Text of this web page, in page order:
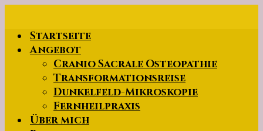
Hauptinhalt
springen
Startseite
Angebot
Cranio Sacrale Osteopathie
Transformationsreise
Dunkelfeld-Mikroskopie
Fernheilpraxis
Über mich